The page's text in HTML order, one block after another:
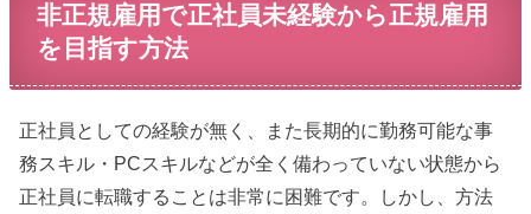
非正規雇用で正社員未経験から正規雇用
を目指す方法
正社員としての経験が無く、また長期的に勤務可能な事
務スキル・PCスキルなどが全く備わっていない状態から
正社員に転職することは非常に困難です。しかし、方法